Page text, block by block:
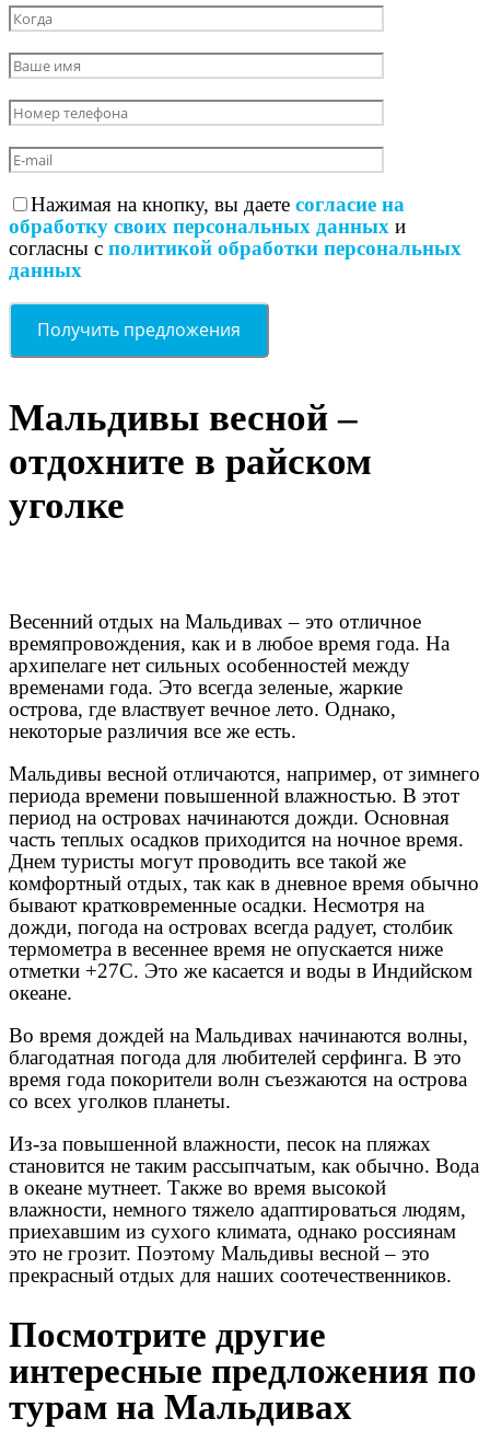
Нажимая на кнопку, вы даете согласие на
обработку своих персональных данных и
согласны с политикой обработки персональных
данных
Мальдивы весной –
отдохните в райском
уголке
Весенний отдых на Мальдивах – это отличное
времяпровождения, как и в любое время года. На
архипелаге нет сильных особенностей между
временами года. Это всегда зеленые, жаркие
острова, где властвует вечное лето. Однако,
некоторые различия все же есть.
Мальдивы весной отличаются, например, от зимнего
периода времени повышенной влажностью. В этот
период на островах начинаются дожди. Основная
часть теплых осадков приходится на ночное время.
Днем туристы могут проводить все такой же
комфортный отдых, так как в дневное время обычно
бывают кратковременные осадки. Несмотря на
дожди, погода на островах всегда радует, столбик
термометра в весеннее время не опускается ниже
отметки +27С. Это же касается и воды в Индийском
океане.
Во время дождей на Мальдивах начинаются волны,
благодатная погода для любителей серфинга. В это
время года покорители волн съезжаются на острова
со всех уголков планеты.
Из-за повышенной влажности, песок на пляжах
становится не таким рассыпчатым, как обычно. Вода
в океане мутнеет. Также во время высокой
влажности, немного тяжело адаптироваться людям,
приехавшим из сухого климата, однако россиянам
это не грозит. Поэтому Мальдивы весной – это
прекрасный отдых для наших соотечественников.
Посмотрите другие
интересные предложения по
турам на Мальдивах